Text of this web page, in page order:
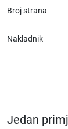
Broj strana
Nakladnik
Jedan